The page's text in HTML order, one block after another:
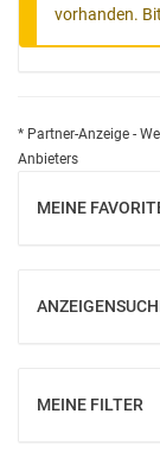
vorhanden.
* Partner-Anzeige -
Anbieters
MEINE
EINBLENDEN
EINBLENDEN
MEINE FILTER
EINBLENDEN